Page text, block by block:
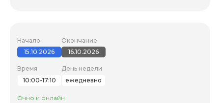
Начало
15.10.2026
Окончание
16.10.2026
Время
10:00-17:10
День недели
ежедневно
Очно и онлайн